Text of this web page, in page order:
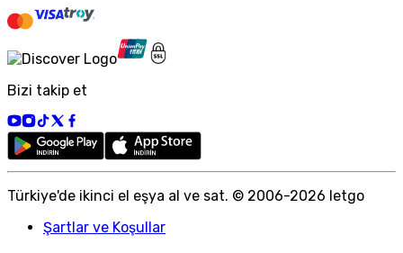
Bizi takip et
Türkiye'de ikinci el eşya al ve sat. © 2006-2026 letgo
Şartlar ve Koşullar